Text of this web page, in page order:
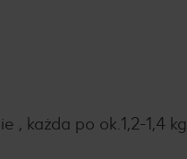
, każda po ok.1,2-1,4 kg